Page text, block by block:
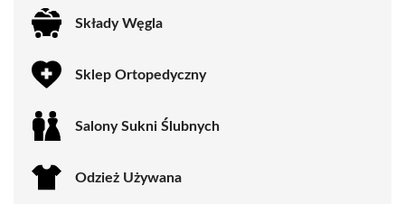
Składy Węgla
Sklep Ortopedyczny
Salony Sukni Ślubnych
Odzież Używana